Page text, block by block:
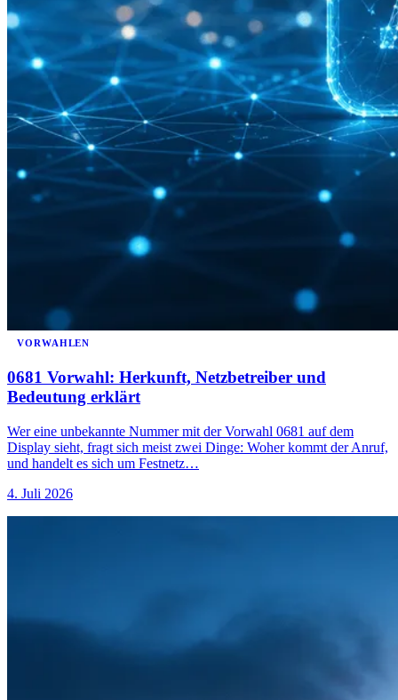
VORWAHLEN
0681 Vorwahl: Herkunft, Netzbetreiber und
Bedeutung erklärt
Wer eine unbekannte Nummer mit der Vorwahl 0681 auf dem
Display sieht, fragt sich meist zwei Dinge: Woher kommt der Anruf,
und handelt es sich um Festnetz…
4. Juli 2026